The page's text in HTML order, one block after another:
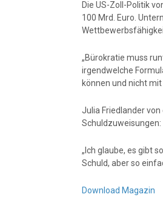
Die US-Zoll-Politik
100 Mrd. Euro.
„Bürokratie muss
irgendwelche
können und nicht mit
Julia Friedlander
Schuldzuweisungen:
„Ich glaube, es gibt
Schuld, aber so
Download Magazin